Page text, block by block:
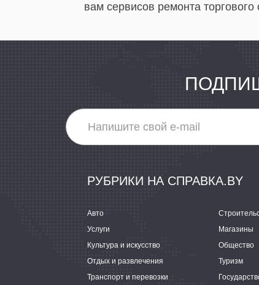
вам сервисов ремонта
РУБРИКИ НА СПРАВКА.BY
Авто
Услуги
Магазины
Культура и искусство
Общество
Отдых и развлечения
Туризм
Транспорт и перевозки